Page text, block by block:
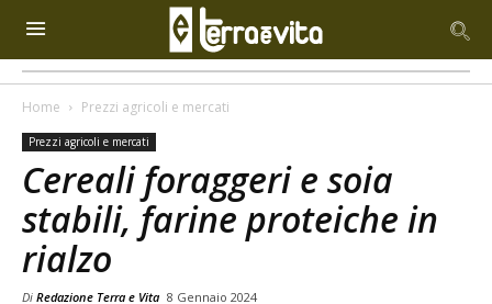
Home Prezzi agricoli e mercati
Prezzi agricoli e mercati
Cereali foraggeri e soia
stabili, farine proteiche in
rialzo
Di Redazione Terra e Vita 8 Gennaio 2024